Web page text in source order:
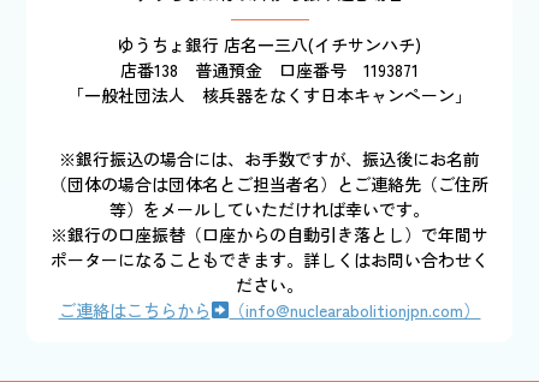
ゆうちょ銀行 店名一三八(イチサンハチ)
店番138 普通預金 口座番号 1193871
「一般社団法人 核兵器をなくす日本キャンペーン」
※銀行振込の場合には、お手数ですが、振込後にお名前
（団体の場合は団体名とご担当者名）とご連絡先（ご住所
等）をメールしていただければ幸いです。
※銀行の口座振替（口座からの自動引き落とし）で年間サ
ポーターになることもできます。詳しくはお問い合わせく
ださい。
ご連絡はこちらから
（info@nuclearabolitionjpn.com）